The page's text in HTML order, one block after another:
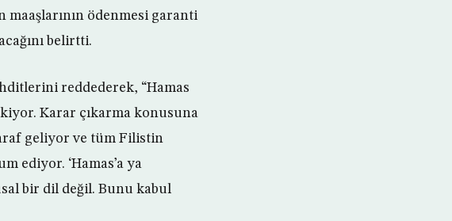
ödenmesi garanti
belirtti.
reddederek, “Hamas
Karar çıkarma konusuna
geliyor ve tüm Filistin
ediyor. ‘Hamas’a ya
bir dil değil. Bunu kabul